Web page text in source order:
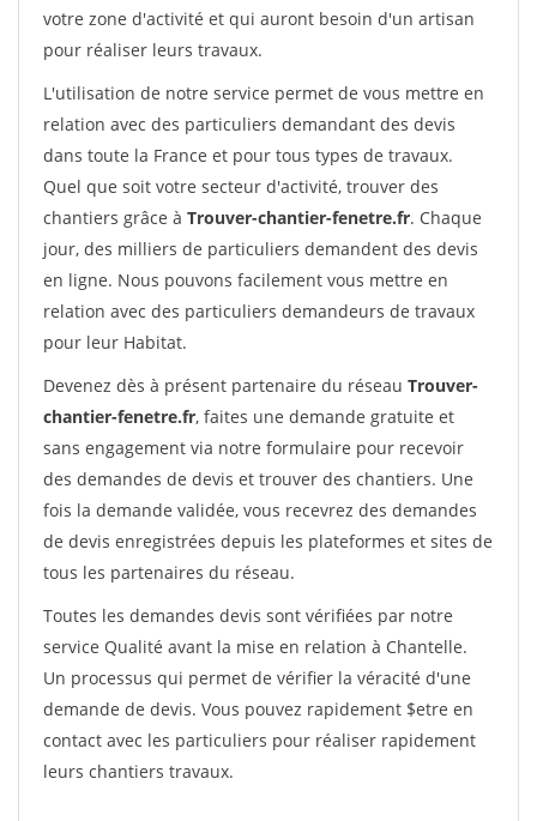
votre zone d'activité et qui auront besoin d'un artisan
pour réaliser leurs travaux.
L'utilisation de notre service permet de vous mettre en
relation avec des particuliers demandant des devis
dans toute la France et pour tous types de travaux.
Quel que soit votre secteur d'activité, trouver des
chantiers grâce à Trouver-chantier-fenetre.fr. Chaque
jour, des milliers de particuliers demandent des devis
en ligne. Nous pouvons facilement vous mettre en
relation avec des particuliers demandeurs de travaux
pour leur Habitat.
Devenez dès à présent partenaire du réseau Trouver-
chantier-fenetre.fr, faites une demande gratuite et
sans engagement via notre formulaire pour recevoir
des demandes de devis et trouver des chantiers. Une
fois la demande validée, vous recevrez des demandes
de devis enregistrées depuis les plateformes et sites de
tous les partenaires du réseau.
Toutes les demandes devis sont vérifiées par notre
service Qualité avant la mise en relation à Chantelle.
Un processus qui permet de vérifier la véracité d'une
demande de devis. Vous pouvez rapidement $etre en
contact avec les particuliers pour réaliser rapidement
leurs chantiers travaux.